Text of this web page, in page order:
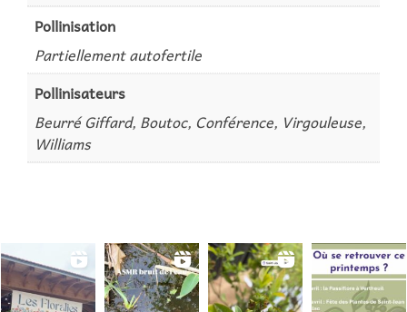
Pollinisation
Partiellement autofertile
Pollinisateurs
Beurré Giffard, Boutoc, Conférence, Virgouleuse,
Williams